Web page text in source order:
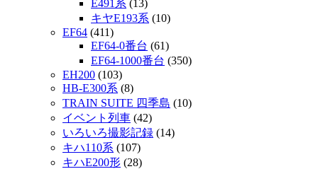
E491系 (13)
キヤE193系 (10)
EF64 (411)
EF64-0番台 (61)
EF64-1000番台 (350)
EH200 (103)
HB-E300系 (8)
TRAIN SUITE 四季島 (10)
イベント列車 (42)
いろいろ撮影記録 (14)
キハ110系 (107)
キハE200形 (28)